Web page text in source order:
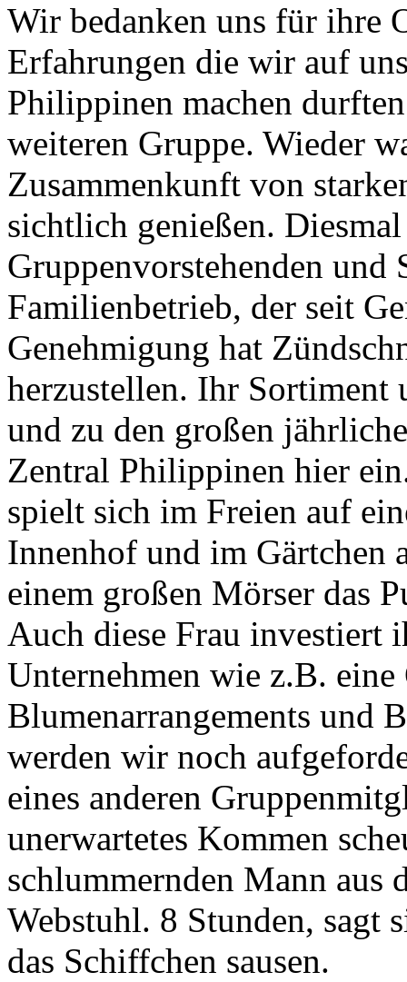
Wir bedanken uns für ihre
Erfahrungen die wir auf
Philippinen machen
weiteren Gruppe. Wieder
Zusammenkunft von
sichtlich genießen.
Gruppenvorstehenden und
Familienbetrieb, der seit
Genehmigung hat
herzustellen. Ihr Sortiment
und zu den großen
Zentral Philippinen hier
spielt sich im Freien auf
Innenhof und im Gärtchen
einem großen Mörser das
Auch diese Frau
Unternehmen wie z.B.
Blumenarrangements und
werden wir noch
eines anderen
unerwartetes Kommen
schlummernden Mann aus
Webstuhl. 8 Stunden, sagt
das Schiffchen sausen.